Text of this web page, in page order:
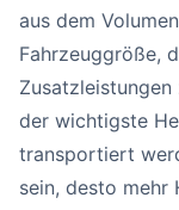
aus dem
Fahrzeuggröße,
Zusatzleistungen
der wichtigste
transportiert
sein, desto mehr